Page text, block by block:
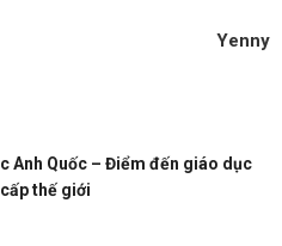
Yenny
Anh Quốc – Điểm đến giáo dục
thế giới